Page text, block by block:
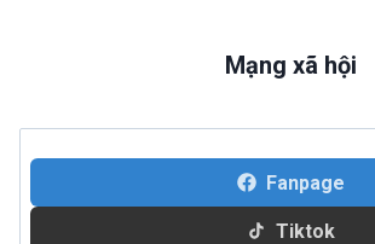
Mạng xã hội
Fanpage
Tiktok